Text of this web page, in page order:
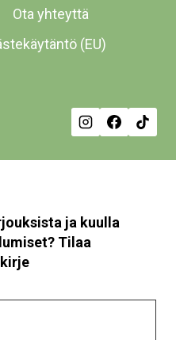
Ota yhteyttä
(EU)
ja kuulla
Tilaa